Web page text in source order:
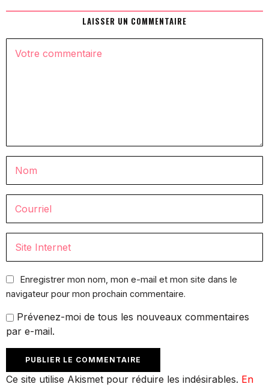
LAISSER UN COMMENTAIRE
Enregistrer mon nom, mon e-mail et mon site dans le
navigateur pour mon prochain commentaire.
Prévenez-moi de tous les nouveaux commentaires
par e-mail.
Ce site utilise Akismet pour réduire les indésirables. En